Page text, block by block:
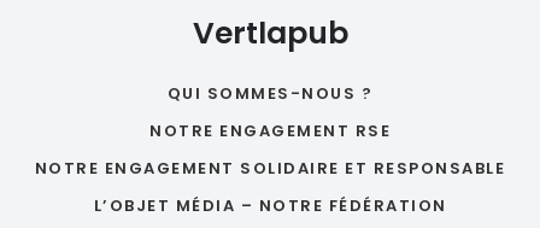
Vertlapub
QUI SOMMES-NOUS ?
NOTRE ENGAGEMENT RSE
NOTRE ENGAGEMENT SOLIDAIRE ET RESPONSABLE
L’OBJET MÉDIA – NOTRE FÉDÉRATION